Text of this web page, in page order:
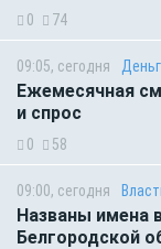
0 74
09:05, сегодня
Ежемесячная
и спрос
0 58
09:00, сегодня
Названы имена
Белгородской